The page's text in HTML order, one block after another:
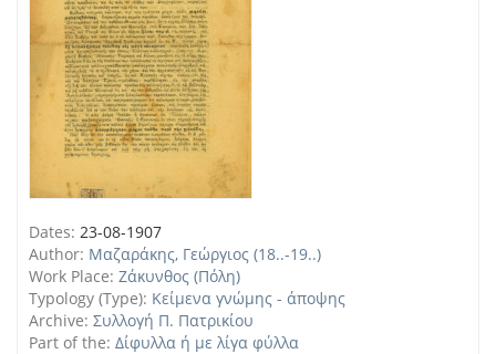
Dates: 23-08-1907
Author: Μαζαράκης, Γεώργιος (18..-19..)
Work Place: Ζάκυνθος (Πόλη)
Typology (Type): Κείμενα γνώμης - άποψης
Archive: Συλλογή Π. Πατρικίου
Part of the: Δίφυλλα ή με λίγα φύλλα